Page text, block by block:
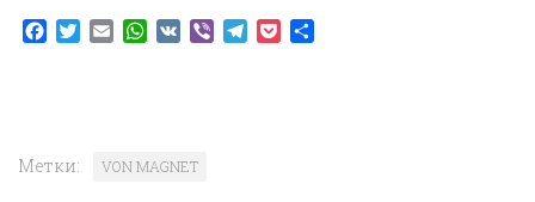
Facebook
TwitterEmailWhatsApp
VK ViberTelegram
Pocket
Метки: VON MAGNET